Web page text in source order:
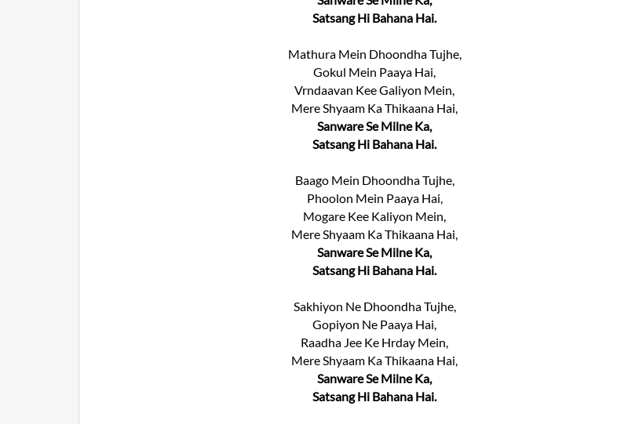
Satsang Hi Bahana Hai.
Mathura Mein Dhoondha Tujhe,
Gokul Mein Paaya Hai,
Vrndaavan Kee Galiyon Mein,
Mere Shyaam Ka Thikaana Hai,
Sanware Se Milne Ka,
Satsang Hi Bahana Hai.
Baago Mein Dhoondha Tujhe,
Phoolon Mein Paaya Hai,
Mogare Kee Kaliyon Mein,
Mere Shyaam Ka Thikaana Hai,
Sanware Se Milne Ka,
Satsang Hi Bahana Hai.
Sakhiyon Ne Dhoondha Tujhe,
Gopiyon Ne Paaya Hai,
Raadha Jee Ke Hrday Mein,
Mere Shyaam Ka Thikaana Hai,
Sanware Se Milne Ka,
Satsang Hi Bahana Hai.